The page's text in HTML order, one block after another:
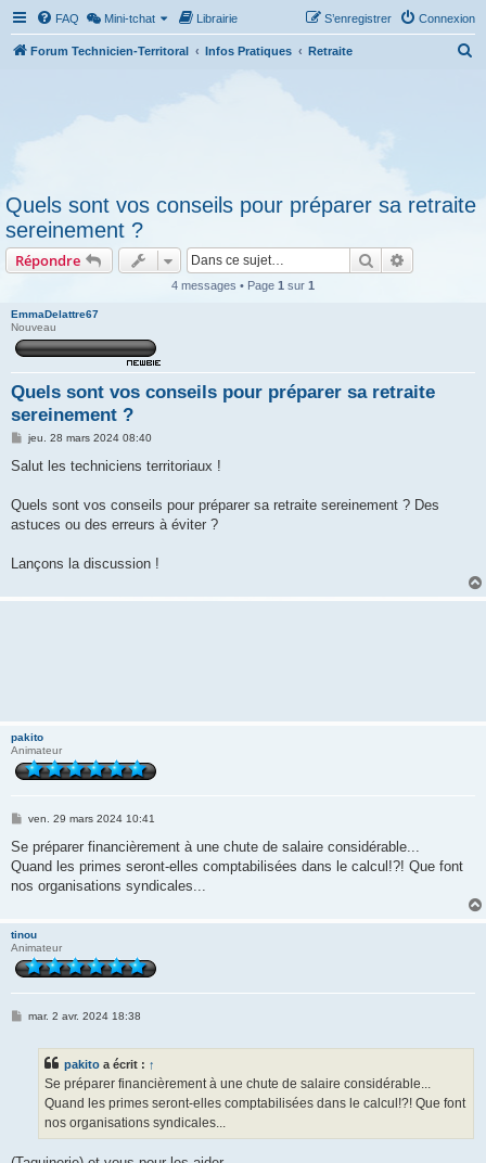
FAQ Mini-tchat Librairie Connexion
S’enregistrer
Forum Technicien-Territoral Infos Pratiques Retraite
c
Quels sont vos conseils pour préparer sa retraite
sereinement ?
Répondre Rechercher
4 messages • Page 1 sur 1
EmmaDelattre67
Nouveau
Quels sont vos conseils pour préparer sa retraite
sereinement ?
M
s
g
jeu. 28 mars 2024 08:40
Salut les techniciens territoriaux !
Quels sont vos conseils pour préparer sa retraite sereinement ? Des
astuces ou des erreurs à éviter ?
Lançons la discussion !
pakito
Animateur
M
s
a
g
ven. 29 mars 2024 10:41
Se préparer financièrement à une chute de salaire considérable...
Quand les primes seront-elles comptabilisées dans le calcul!?! Que font
nos organisations syndicales...
tinou
Animateur
Mmar. 2 avr. 2024 18:38
pakito a écrit : ↑
Se préparer financièrement à une chute de salaire considérable...
Quand les primes seront-elles comptabilisées dans le calcul!?! Que font
nos organisations syndicales...